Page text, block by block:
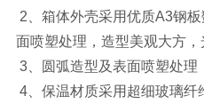
2、箱体外壳采用优质A3钢
面喷塑处理，造型美观大方，
3、圆弧造型及表面喷塑处理
4、保温材质采用超细玻璃纤